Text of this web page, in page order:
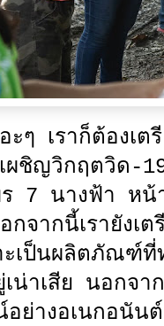
ะๆ เราก็ต้องเ
ผชิญวิกฤตวิด-
7 นางฟ้า ห
จากนี้เรายังเ
ะเป็นผลิตภัณฑ์
น่าเสีย นอกจ
ย่างอเนกอนัน